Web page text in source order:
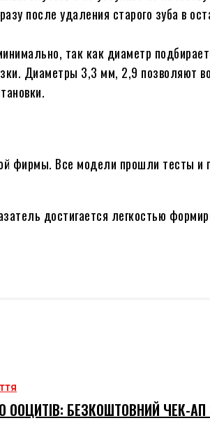
после удаления старого зуба в
так как диаметр
Диаметры 3,3 мм, 2,9 позволяют
фирмы. Все модели прошли тесты и
достигается легкостью
ООЦИТІВ: БЕЗКОШТОВНИЙ ЧЕК-АП